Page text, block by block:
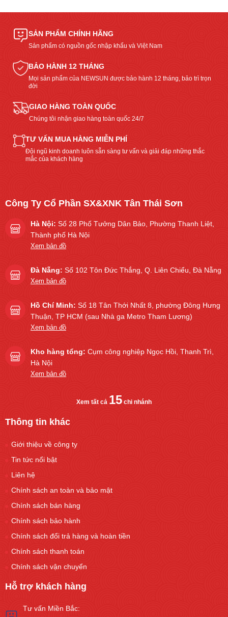
SẢN PHẨM CHÍNH HÃNG
Sản phẩm có nguồn gốc nhập khẩu và Việt Nam
BẢO HÀNH 12 THÁNG
Mọi sản phẩm của NEWSUN được bảo hành 12 tháng, bảo trì trọn
đời
GIAO HÀNG TOÀN QUỐC
Chúng tôi nhận giao hàng toàn quốc 24/7
TƯ VẤN MUA HÀNG MIỄN PHÍ
Đội ngũ kinh doanh luôn sẵn sàng tư vấn và giải đáp những thắc
mắc của khách hàng
Công Ty Cổ Phần SX&XNK Tân Thái Sơn
Hà Nội: Số 28 Phố Tưởng Dân Bảo, Phường Thanh Liệt,
Thành phố Hà Nội
Xem bản đồ
Đà Nẵng: Số 102 Tôn Đức Thắng, Q. Liên Chiểu, Đà Nẵng
Xem bản đồ
Hồ Chí Minh: Số 18 Tân Thới Nhất 8, phường Đông Hưng
Thuận, TP HCM (sau Nhà ga Metro Tham Lương)
Xem bản đồ
Kho hàng tổng: Cụm công nghiệp Ngọc Hồi, Thanh Trì,
Hà Nội
Xem bản đồ
Xem tất cả 15 chi nhánh
Thông tin khác
Giới thiệu về công ty
Tin tức nổi bật
Liên hệ
Chính sách an toàn và bảo mật
Chính sách bán hàng
Chính sách bảo hành
Chính sách đổi trả hàng và hoàn tiền
Chính sách thanh toán
Chính sách vận chuyển
Hỗ trợ khách hàng
Tư vấn Miền Bắc: